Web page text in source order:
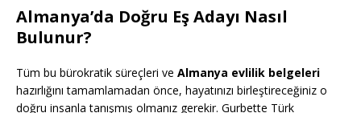
Almanya’da Doğru Eş Adayı Nasıl
Bulunur?
Tüm bu bürokratik süreçleri ve Almanya evlilik belgeleri
hazırlığını tamamlamadan önce, hayatınızı birleştireceğiniz o
doğru insanla tanışmış olmanız gerekir. Gurbette Türk